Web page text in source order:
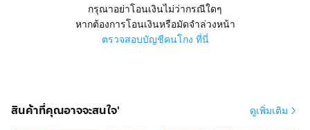
กรุณาอย่าโอนเงินไม่ว่ากรณีใดๆ
หากต้องการโอนเงินหรือมัดจำล่วงหน้า
ตรวจสอบบัญชีคนโกง ที่นี่
สินค้าที่คุณอาจจะสนใจ' ดูเพิ่มเติม